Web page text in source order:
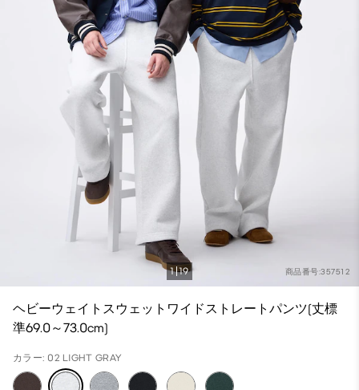
商品番号:357512
1 19
ヘビーウェイトスウェットワイドストレートパンツ(丈標
準69.0～73.0cm)
カラー: 02 LIGHT GRAY